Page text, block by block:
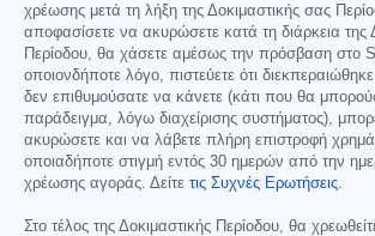
χρέωσης μετά τη λήξη της Δοκιμαστικής σας
αποφασίσετε να ακυρώσετε κατά τη διάρκεια της
Περίοδου, θα χάσετε αμέσως την πρόσβαση στο
οποιονδήποτε λόγο, πιστεύετε ότι
δεν επιθυμούσατε να κάνετε (κάτι που θα
παράδειγμα, λόγω διαχείρισης συστήματος),
ακυρώσετε και να λάβετε πλήρη επιστροφή
οποιαδήποτε στιγμή εντός 30 ημερών από την
χρέωσης αγοράς. Δείτε τις Συχνές Ερωτήσεις
Στο τέλος της Δοκιμαστικής Περίοδου, θα